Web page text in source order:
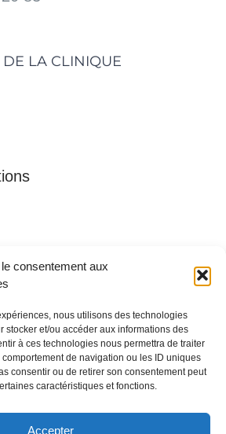
consentement aux
nous utilisons des technologies
stocker et/ou accéder aux informations des
à ces technologies nous permettra de traiter
de navigation ou les ID uniques
consentir ou de retirer son consentement peut
caractéristiques et fonctions.
Accepter
DE LA CLINIQUE